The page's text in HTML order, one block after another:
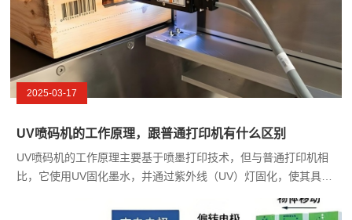
2025-03-17
UV喷码机的工作原理，跟普通打印机有什么区别
UV喷码机的工作原理主要基于喷墨打印技术，但与普通打印机相
比，它使用UV固化墨水，并通过紫外线（UV）灯固化，使其具备